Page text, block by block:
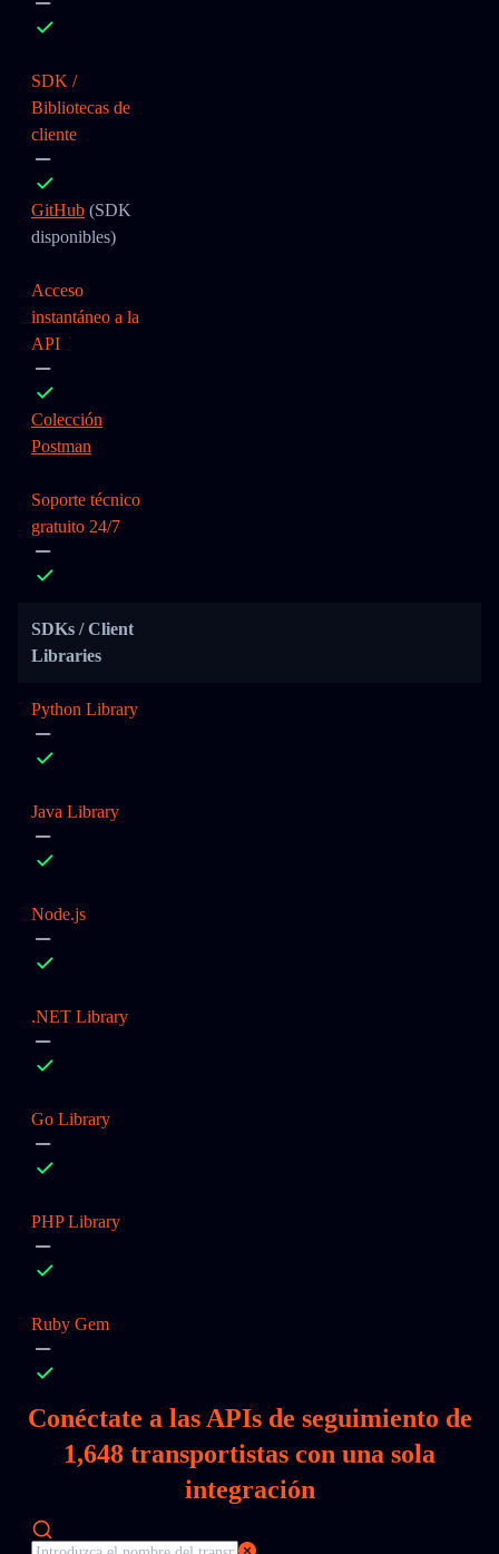
SDK /
Bibliotecas de
cliente
GitHub (SDK
disponibles)
Acceso
instantáneo a la
API
Colección
Postman
Soporte técnico
gratuito 24/7
SDKs / Client
Libraries
Python Library
Java Library
Node.js
.NET Library
Go Library
PHP Library
Ruby Gem
Conéctate a las APIs de seguimiento de
1,648 transportistas con una sola
integración